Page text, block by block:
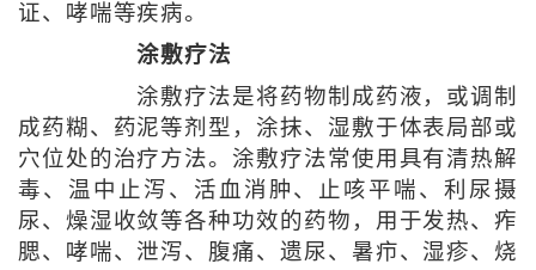
证、哮喘等疾病。
涂敷疗法
涂敷疗法是将药物制成药液，或调制
成药糊、药泥等剂型，涂抹、湿敷于体表局部或
穴位处的治疗方法。涂敷疗法常使用具有清热解
毒、温中止泻、活血消肿、止咳平喘、利尿摄
尿、燥湿收敛等各种功效的药物，用于发热、痄
腮、哮喘、泄泻、腹痛、遗尿、暑疖、湿疹、烧